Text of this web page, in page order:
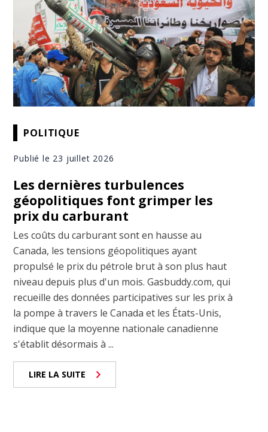
POLITIQUE
Publié le 23 juillet 2026
Les dernières turbulences
géopolitiques font grimper les
prix du carburant
Les coûts du carburant sont en hausse au
Canada, les tensions géopolitiques ayant
propulsé le prix du pétrole brut à son plus haut
niveau depuis plus d'un mois. Gasbuddy.com, qui
recueille des données participatives sur les prix à
la pompe à travers le Canada et les États-Unis,
indique que la moyenne nationale canadienne
s'établit désormais à ...
LIRE LA SUITE